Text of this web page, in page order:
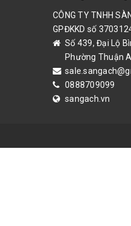
CÔNG TY TNHH
GPĐKKD số
Số 439, Đại Lộ
Phường Thuận
0888709099
sangach.vn